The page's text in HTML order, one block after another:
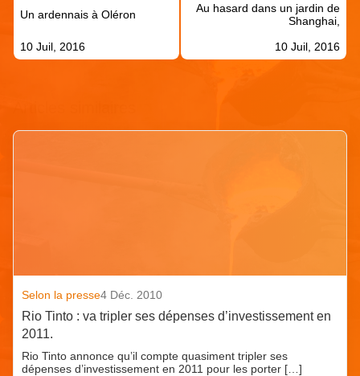
l’article
Un ardennais à Oléron
10 Juil, 2016
Au hasard dans un jardin de
Shanghai,
10 Juil, 2016
Selon la presse4 Déc. 2010
Rio Tinto : va tripler ses dépenses d’investissement en
2011.
Rio Tinto annonce qu’il compte quasiment tripler ses
dépenses d’investissement en 2011 pour les porter […]